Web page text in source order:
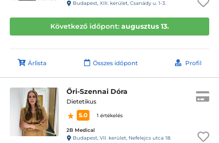
Budapest, XIII. kerület, Csanády u. 1-3.
Következő időpont: augusztus 13.
Árlista Összes időpont Profil
Őri-Szennai Dóra
Dietetikus
5.0
1 értékelés
2B Medical
Budapest, VII. kerület, Nefelejcs utca 18.